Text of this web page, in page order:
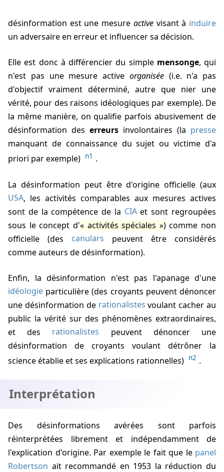
désinformation est une mesure activevisant à induire
un adversaire en erreur et influencer sa décision.
Elle est donc à différencier du simple mensonge, qui
n'est pas une mesure active organisée(i.e. n'a pas
d'objectif vraiment déterminé, autre que nier une
vérité, pour des raisons idéologiques par exemple). De
la même manière, on qualifie parfois abusivement de
désinformation des erreurs involontaires (la presse
manquant de connaissance du sujet ou victime d'a
priori par exemple) n1 .
La désinformation peut être d'origine officielle (aux
USA, les activités comparables aux mesures actives
sont de la compétence de la CIAet sont regroupées
sous le concept d'
activités spéciales
) comme non
officielle (des canulars peuvent être considérés
comme auteurs de désinformation).
Enfin, la désinformation n'est pas l'apanage d'une
idéologie particulière (des croyants peuvent dénoncer
une désinformation de rationalistes voulant cacher au
public la vérité sur des phénomènes extraordinaires,
et des rationalistes peuvent dénoncer une
désinformation de croyants voulant détrôner la
science établie et ses explications rationnelles) n2 .
Interprétation
Des désinformations avérées sont parfois
réinterprétées librement et indépendamment de
l'explication d'origine. Par exemple le fait que le panel
Robertson ait recommandé en 1953 la réduction du